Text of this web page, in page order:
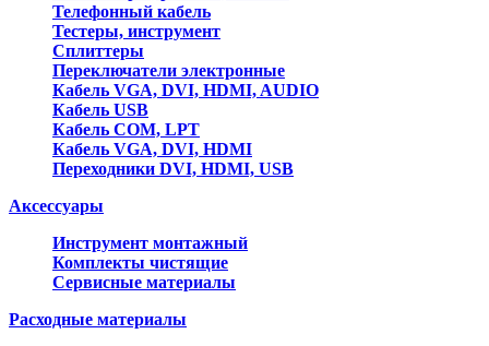
Телефонный кабель
Тестеры, инструмент
Сплиттеры
Переключатели электронные
Кабель VGA, DVI, HDMI, AUDIO
Кабель USB
Кабель COM, LPT
Кабель VGA, DVI, HDMI
Переходники DVI, HDMI, USB
Аксессуары
Инструмент монтажный
Комплекты чистящие
Сервисные материалы
Расходные материалы